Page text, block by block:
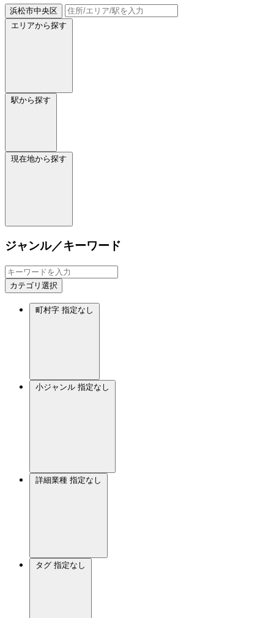
浜松市中央区
エリアから探す
駅から探す
現在地から探す
ジャンル／キーワード
カテゴリ選択
町村字 指定なし
小ジャンル 指定なし
詳細業種 指定なし
タグ 指定なし